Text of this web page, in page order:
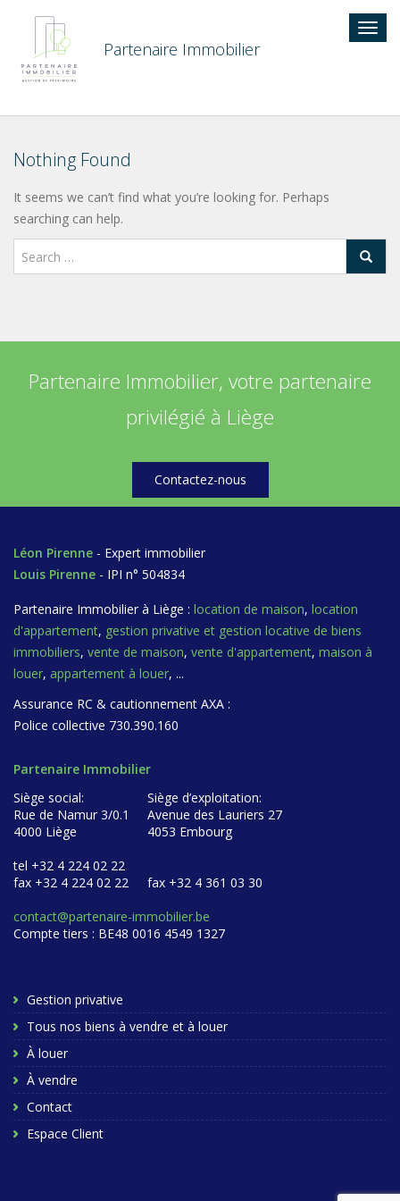
Partenaire Immobilier
Nothing Found
It seems we can’t find what you’re looking for. Perhaps
searching can help.
Partenaire Immobilier, votre partenaire
privilégié à Liège
Contactez-nous
Léon Pirenne - Expert immobilier
Louis Pirenne - IPI n° 504834
Partenaire Immobilier à Liège : location de maison, location
d'appartement, gestion privative et gestion locative de biens
immobiliers, vente de maison, vente d'appartement, maison à
louer, appartement à louer, ...
Assurance RC & cautionnement AXA :
Police collective 730.390.160
Partenaire Immobilier
Siège social:
Rue de Namur 3/0.1
4000 Liège
tel +32 4 224 02 22
fax +32 4 224 02 22
Siège d’exploitation:
Avenue des Lauriers 27
4053 Embourg
fax +32 4 361 03 30
contact@partenaire-immobilier.be
Compte tiers : BE48 0016 4549 1327
Gestion privative
Tous nos biens à vendre et à louer
À louer
À vendre
Contact
Espace Client